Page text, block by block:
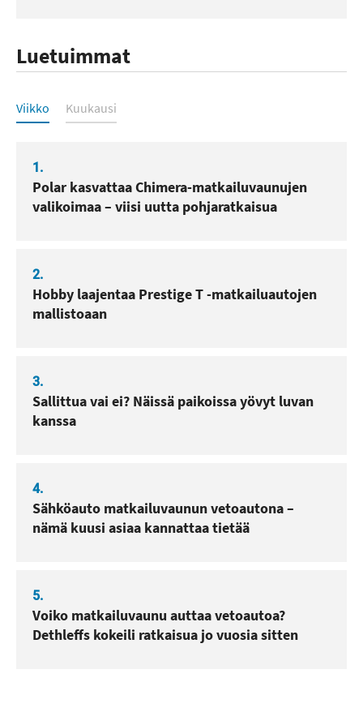
Luetuimmat
Luetuimmat
Viikko Kuukausi
1.
Polar kasvattaa Chimera-matkailuvaunujen
valikoimaa – viisi uutta pohjaratkaisua
2.
Hobby laajentaa Prestige T -matkailuautojen
mallistoaan
3.
Sallittua vai ei? Näissä paikoissa yövyt luvan
kanssa
4.
Sähköauto matkailuvaunun vetoautona –
nämä kuusi asiaa kannattaa tietää
5.
Voiko matkailuvaunu auttaa vetoautoa?
Dethleffs kokeili ratkaisua jo vuosia sitten